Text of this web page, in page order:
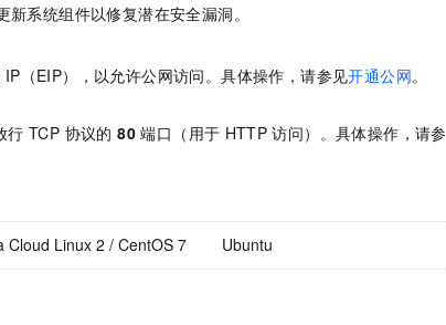
系统组件以修复潜在安全漏洞。
IP（EIP），以允许公网访问。具体操作，请参见开通公网。
行 TCP 协议的80 端口（用于 HTTP 访问）。具体操作，请参
Cloud Linux 2 / CentOS 7 Ubuntu